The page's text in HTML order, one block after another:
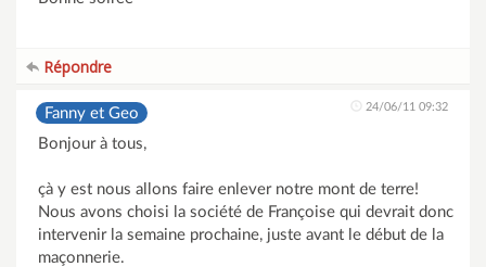
Répondre
Fanny et Geo 24/06/11 09:32
Bonjour à tous,
çà y est nous allons faire enlever notre mont de terre!
Nous avons choisi la société de Françoise qui devrait donc
intervenir la semaine prochaine, juste avant le début de la
maçonnerie.